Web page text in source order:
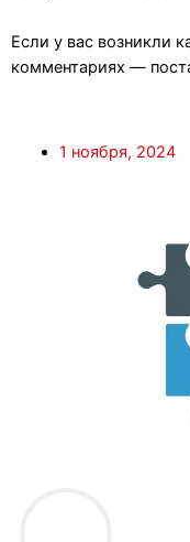
Если у вас возникли
комментариях —
1 ноября, 2024